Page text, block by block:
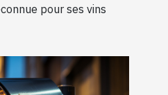
pour ses vins